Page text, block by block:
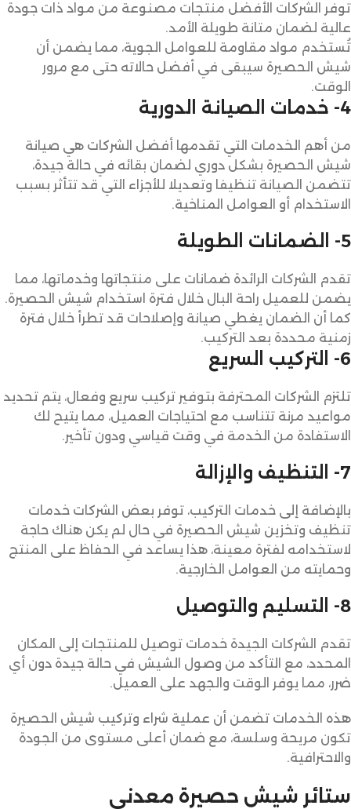
توفر الشركات الأفضل منتجات مصنوعة من مواد ذات جودة
عالية لضمان متانة طويلة الأمد.
تُستخدم مواد مقاومة للعوامل الجوية، مما يضمن أن
شيش الحصيرة سيبقى في أفضل حالاته حتى مع مرور
الوقت.
4- خدمات الصيانة الدورية
من أهم الخدمات التي تقدمها أفضل الشركات هي صيانة
شيش الحصيرة بشكل دوري لضمان بقائه في حالة جيدة،
تتضمن الصيانة تنظيفا وتعديلا للأجزاء التي قد تتأثر بسبب
الاستخدام أو العوامل المناخية.
5- الضمانات الطويلة
تقدم الشركات الرائدة ضمانات على منتجاتها وخدماتها، مما
يضمن للعميل راحة البال خلال فترة استخدام شيش الحصيرة.
كما أن الضمان يغطي صيانة وإصلاحات قد تطرأ خلال فترة
زمنية محددة بعد التركيب.
6- التركيب السريع
تلتزم الشركات المحترفة بتوفير تركيب سريع وفعال، يتم تحديد
مواعيد مرنة تتناسب مع احتياجات العميل، مما يتيح لك
الاستفادة من الخدمة في وقت قياسي ودون تأخير.
7- التنظيف والإزالة
بالإضافة إلى خدمات التركيب، توفر بعض الشركات خدمات
تنظيف وتخزين شيش الحصيرة في حال لم يكن هناك حاجة
لاستخدامه لفترة معينة، هذا يساعد في الحفاظ على المنتج
وحمايته من العوامل الخارجية.
8- التسليم والتوصيل
تقدم الشركات الجيدة خدمات توصيل للمنتجات إلى المكان
المحدد، مع التأكد من وصول الشيش في حالة جيدة دون أي
ضرر، مما يوفر الوقت والجهد على العميل.
هذه الخدمات تضمن أن عملية شراء وتركيب شيش الحصيرة
تكون مريحة وسلسة، مع ضمان أعلى مستوى من الجودة
والاحترافية.
ستائر شيش حصيرة معدني